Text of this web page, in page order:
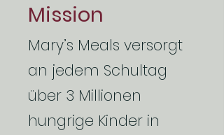
Mission
Mary’s Meals versorgt
an jedem Schultag
über 3 Millionen
hungrige Kinder in